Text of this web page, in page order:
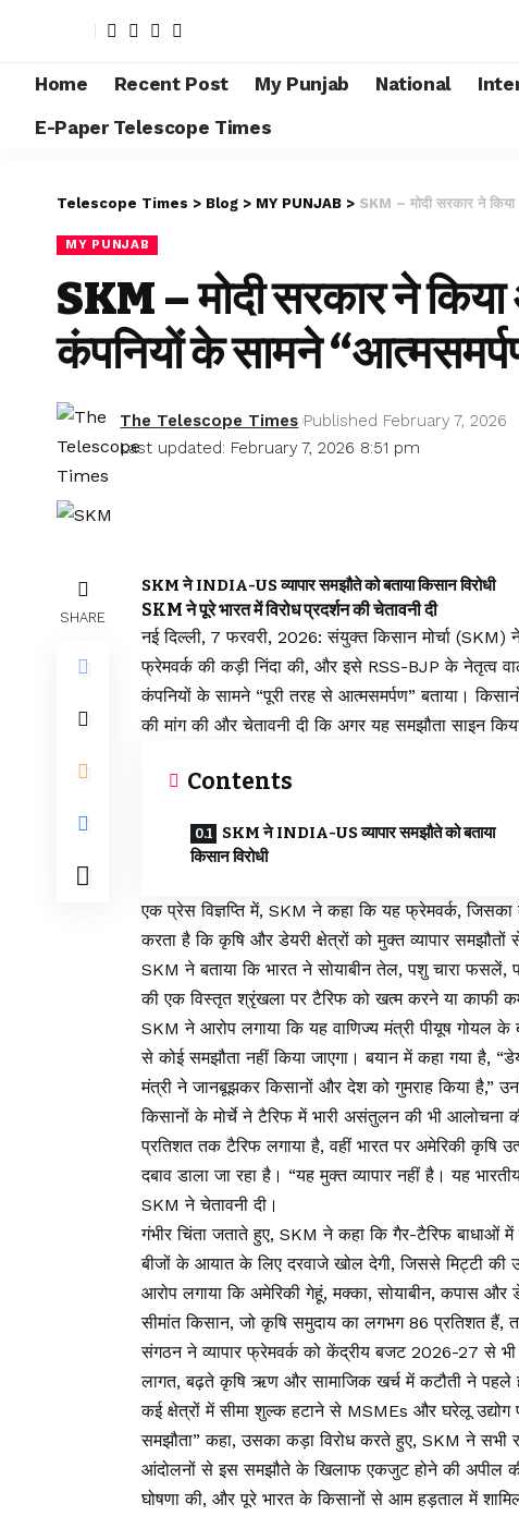
Home Recent Post My Punjab National
E-Paper Telescope Times
Telescope Times > Blog > MY PUNJAB > SKM – मोदी सरकार ने
MY PUNJAB
SKM – मोदी सरकार ने
कंपनियों के सामने
Last updated: February 7, 2026 8:51 pm
The Telescope Times Published February 7, 2026
SHARE
SKM ने INDIA-US व्यापार समझौते को बताया किसान विरोधी
SKM ने पूरे भारत में विरोध प्रदर्शन की चेतावनी दी
नई दिल्ली, 7 फरवरी, 2026: संयुक्त किसान मोर्चा (SKM)
फ्रेमवर्क की कड़ी निंदा की, और इसे RSS-BJP के नेतृत्व
कंपनियों के सामने “पूरी तरह से आत्मसमर्पण” बताया।
की मांग की और चेतावनी दी कि अगर यह समझौता साइन
Contents
SKM ने INDIA-US व्यापार समझौते को बताया
किसान विरोधी
एक प्रेस विज्ञप्ति में, SKM ने कहा कि यह फ्रेमवर्क,
करता है कि कृषि और डेयरी क्षेत्रों को मुक्त व्यापार
SKM ने बताया कि भारत ने सोयाबीन तेल, पशु चारा फसलें,
की एक विस्तृत श्रृंखला पर टैरिफ को खत्म करने या काफी
SKM ने आरोप लगाया कि यह वाणिज्य मंत्री पीयूष गोयल के
से कोई समझौता नहीं किया जाएगा। बयान में कहा गया है,
मंत्री ने जानबूझकर किसानों और देश को गुमराह किया है,”
किसानों के मोर्चे ने टैरिफ में भारी असंतुलन की भी आलोचना
प्रतिशत तक टैरिफ लगाया है, वहीं भारत पर अमेरिकी कृषि
दबाव डाला जा रहा है। “यह मुक्त व्यापार नहीं है। यह
SKM ने चेतावनी दी।
गंभीर चिंता जताते हुए, SKM ने कहा कि गैर-टैरिफ बाधाओं में
बीजों के आयात के लिए दरवाजे खोल देगी, जिससे मिट्टी की
आरोप लगाया कि अमेरिकी गेहूं, मक्का, सोयाबीन, कपास
सीमांत किसान, जो कृषि समुदाय का लगभग 86 प्रतिशत हैं,
संगठन ने व्यापार फ्रेमवर्क को केंद्रीय बजट 2026-27 से
लागत, बढ़ते कृषि ऋण और सामाजिक खर्च में कटौती ने पहले
कई क्षेत्रों में सीमा शुल्क हटाने से MSMEs और घरेलू उद्योग
समझौता” कहा, उसका कड़ा विरोध करते हुए, SKM ने सभी
आंदोलनों से इस समझौते के खिलाफ एकजुट होने की अपील
घोषणा की, और पूरे भारत के किसानों से आम हड़ताल में